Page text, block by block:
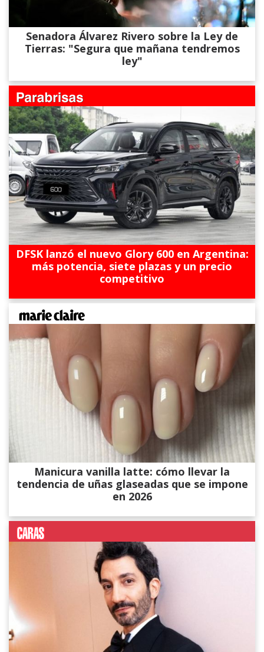
Senadora Álvarez​ Rivero sobre la Ley de
Tierras: "Segura que mañana tendremos
ley"
DFSK lanzó el nuevo Glory 600 en Argentina:
más potencia, siete plazas y un precio
competitivo
Manicura vanilla latte: cómo llevar la
tendencia de uñas glaseadas que se impone
en 2026